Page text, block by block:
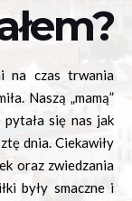
na czas trwania
Naszą „mamą”
się nas jak
dnia. Ciekawiły
oraz zwiedzania
były smaczne i